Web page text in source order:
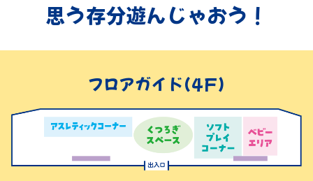
思う存分遊んじゃおう！
フロアガイド(4F)